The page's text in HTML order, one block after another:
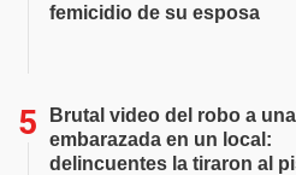
femicidio de su esposa
Brutal video del robo a una
embarazada en un local:
delincuentes la tiraron al